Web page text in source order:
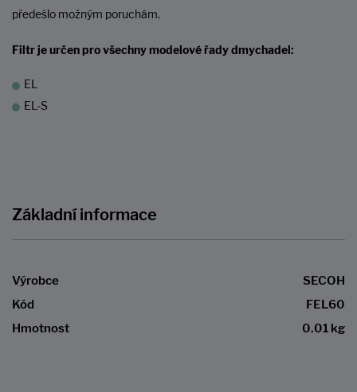
předešlo možným poruchám.
Filtr je určen pro všechny modelové řady dmychadel:
EL
EL-S
Základní informace
Výrobce
SECOH
Kód
FEL60
Hmotnost
0.01 kg